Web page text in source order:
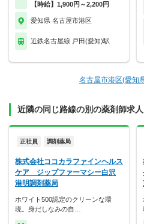
【時給】1,900円～2,200円
愛知県 名古屋市港区
近鉄名古屋線 戸田(愛知)駅
名古屋市港区(愛知
近隣の同じ路線の別の薬剤師求人
正社員 調剤薬局
株式会社ココカラファインヘルス
ケア ジップファーマシー白沢
港明調剤薬局
ホワイト500認定のクリーンな環
境。身だしなみの自…